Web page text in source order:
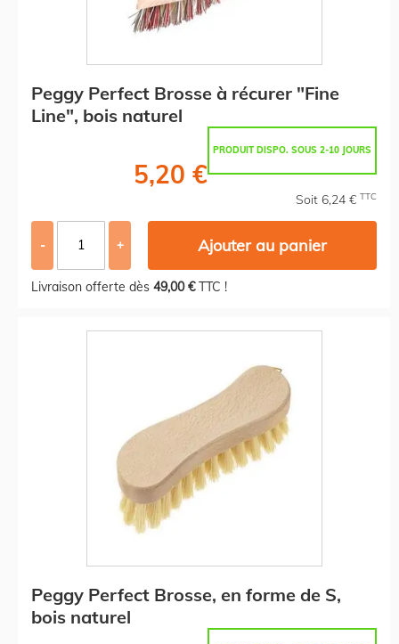
Peggy Perfect Brosse à récurer "Fine
Line", bois naturel
PRODUIT DISPO. SOUS 2-10 JOURS
5,20 €
Soit 6,24 € TTC
- + Ajouter au panier
Livraison offerte dès 49,00 €TTC !
Peggy Perfect Brosse, en forme de S,
bois naturel